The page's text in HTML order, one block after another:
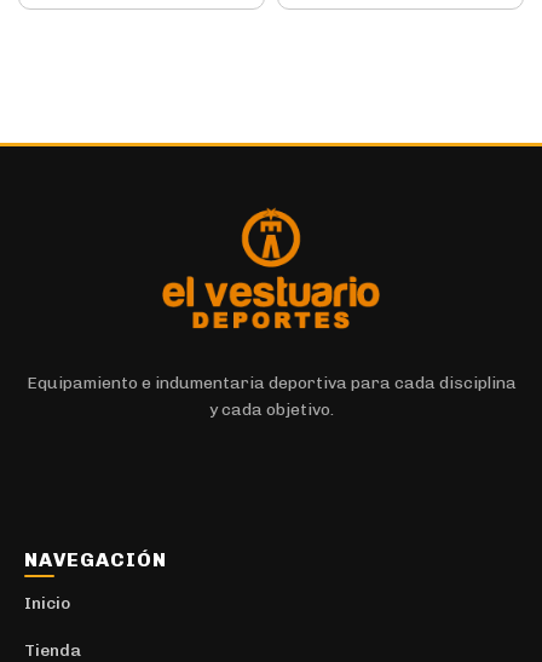
Equipamiento e indumentaria deportiva para cada disciplina
y cada objetivo.
NAVEGACIÓN
Inicio
Tienda